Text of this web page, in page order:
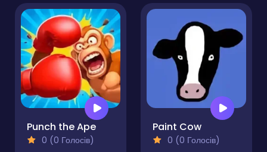
Punch the Ape
0 (0 Голосів)
Paint Cow
0 (0 Голосів)